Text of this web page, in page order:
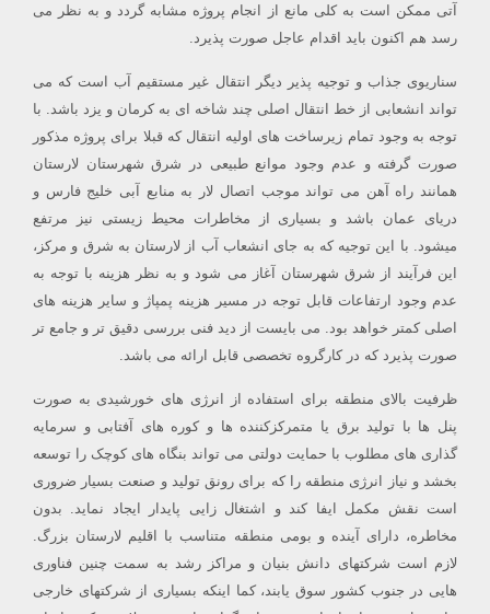
آتی ممکن است به کلی مانع از انجام پروژه مشابه گردد و به نظر می
رسد هم اکنون باید اقدام عاجل صورت پذیرد.
سناریوی جذاب و توجیه پذیر دیگر انتقال غیر مستقیم آب است که می
تواند انشعابی از خط انتقال اصلی چند شاخه ای به کرمان و یزد باشد. با
توجه به وجود تمام زیرساخت های اولیه انتقال که قبلا برای پروژه مذکور
صورت گرفته و عدم وجود موانع طبیعی در شرق شهرستان لارستان
همانند راه آهن می تواند موجب اتصال لار به منابع آبی خلیج فارس و
دریای عمان باشد و بسیاری از مخاطرات محیط زیستی نیز مرتفع
میشود. با این توجیه که به جای انشعاب آب از لارستان به شرق و مرکز،
این فرآیند از شرق شهرستان آغاز می شود و به نظر هزینه با توجه به
عدم وجود ارتفاعات قابل توجه در مسیر هزینه پمپاژ و سایر هزینه های
اصلی کمتر خواهد بود. می بایست از دید فنی بررسی دقیق تر و جامع تر
صورت پذیرد که در کارگروه تخصصی قابل ارائه می باشد.
ظرفیت بالای منطقه برای استفاده از انرژی های خورشیدی به صورت
پنل ها با تولید برق یا متمرکزکننده ها و کوره های آفتابی و سرمایه
گذاری های مطلوب با حمایت دولتی می تواند بنگاه های کوچک را توسعه
بخشد و نیاز انرژی منطقه را که برای رونق تولید و صنعت بسیار ضروری
است نقش مکمل ایفا کند و اشتغال زایی پایدار ایجاد نماید. بدون
مخاطره، دارای آینده و بومی منطقه متناسب با اقلیم لارستان بزرگ.
لازم است شرکتهای دانش بنیان و مراکز رشد به سمت چنین فناوری
هایی در جنوب کشور سوق یابند، کما اینکه بسیاری از شرکتهای خارجی